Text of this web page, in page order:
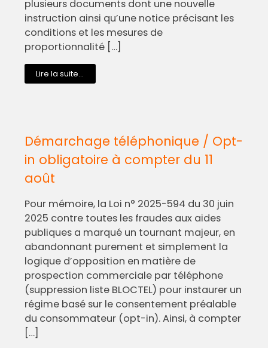
plusieurs documents dont une nouvelle
instruction ainsi qu’une notice précisant les
conditions et les mesures de
proportionnalité […]
Lire la suite...
Démarchage téléphonique / Opt-
in obligatoire à compter du 11
août
Pour mémoire, la Loi n° 2025-594 du 30 juin
2025 contre toutes les fraudes aux aides
publiques a marqué un tournant majeur, en
abandonnant purement et simplement la
logique d’opposition en matière de
prospection commerciale par téléphone
(suppression liste BLOCTEL) pour instaurer un
régime basé sur le consentement préalable
du consommateur (opt-in). Ainsi, à compter
[…]